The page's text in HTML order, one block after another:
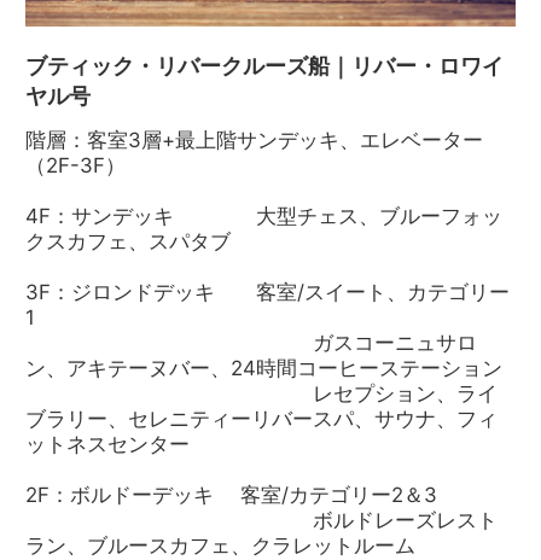
ブティック・リバークルーズ船｜リバー・ロワイ
ヤル号
階層：客室3層+最上階サンデッキ、エレベーター
（2F-3F）
4F：サンデッキ 大型チェス、ブルーフォッ
クスカフェ、スパタブ
3F：ジロンドデッキ 客室/スイート、カテゴリー
1
ガスコーニュサロ
ン、アキテーヌバー、24時間コーヒーステーション
レセプション、ライ
ブラリー、セレニティーリバースパ、サウナ、フィ
ットネスセンター
2F：ボルドーデッキ 客室/カテゴリー2＆3
ボルドレーズレスト
ラン、ブルースカフェ、クラレットルーム